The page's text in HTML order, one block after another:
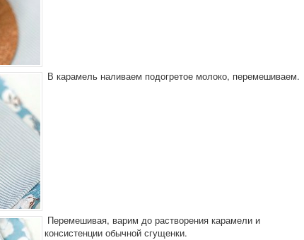
В карамель наливаем подогретое молоко, перемешиваем.
Перемешивая, варим до растворения карамели и
консистенции обычной сгущенки.